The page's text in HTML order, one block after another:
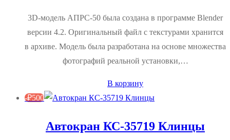
3D-модель АПРС-50 была создана в программе Blender
версии 4.2. Оригинальный файл с текстурами хранится
в архиве. Модель была разработана на основе множества
фотографий реальной установки,…
В корзину
-₽500
Автокран КС-35719 Клинцы